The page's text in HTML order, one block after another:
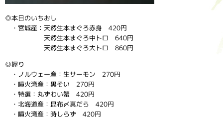
◎本日のいちおし
・宮城産：天然生本まぐろ赤身 420円
天然生本まぐろ中トロ 640円
天然生本まぐろ大トロ 860円
◎握り
・ノルウェー産：生サーモン 270円
・噴火湾産：黒そい 270円
・特選：丸ずわい蟹 420円
・北海道産：昆布〆真だら 420円
・噴火湾産：時しらず 420円